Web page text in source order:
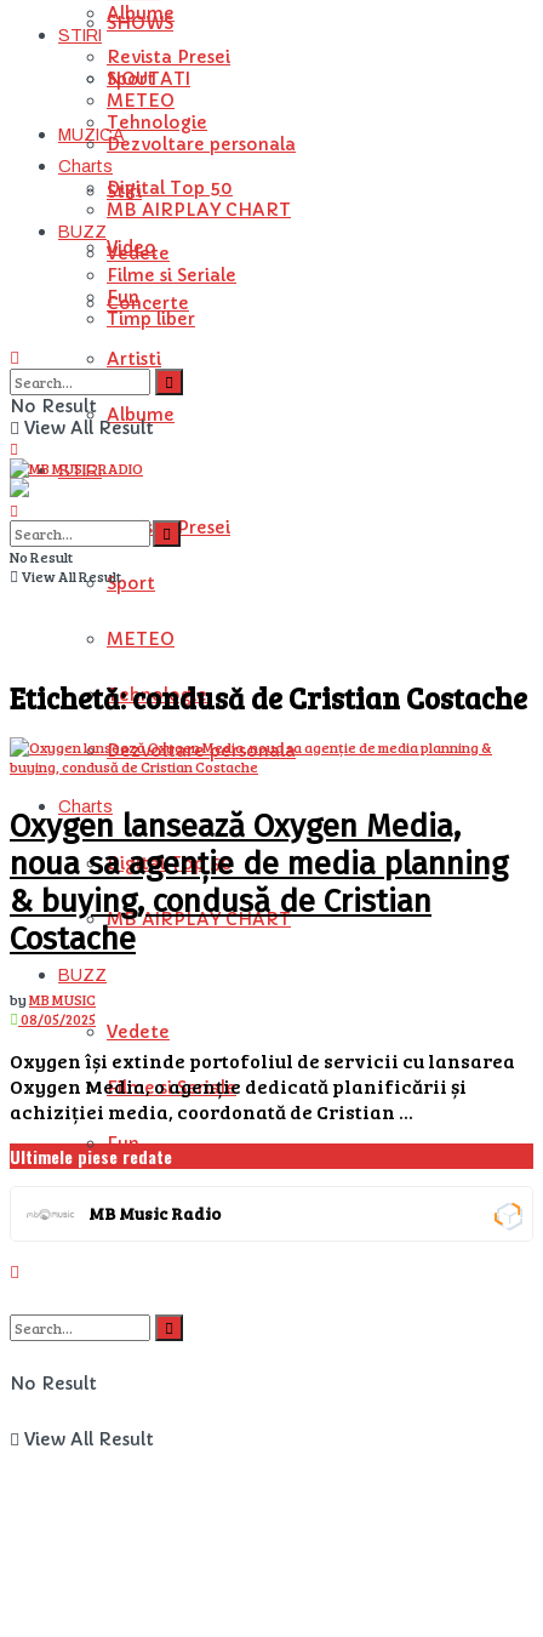
SHOWS
NOUTATI
MUZICA
Stiri
Video
Concerte
Artisti
Albume
STIRI
Revista Presei
Sport
METEO
Tehnologie
Dezvoltare personala
Charts
Digital Top 50
MB AIRPLAY CHART
BUZZ
Vedete
Filme si Seriale
Fun
No Result
View All Result
Albume
STIRI
Revista Presei
Sport
METEO
Tehnologie
Dezvoltare personala
Charts
Digital Top 50
MB AIRPLAY CHART
BUZZ
Vedete
Filme si Seriale
Fun
Timp liber
No Result
View All Result
No Result
View All Result
Etichetă:condusă de Cristian Costache
Oxygen lansează Oxygen Media,
noua sa agenție de media planning
& buying, condusă de Cristian
Costache
byMB MUSIC
08/05/2025
Oxygen își extinde portofoliul de servicii cu lansarea
Oxygen Media, o agenție dedicată planificării și
achiziției media, coordonată de Cristian ...
Ultimele piese redate
MB Music Radio